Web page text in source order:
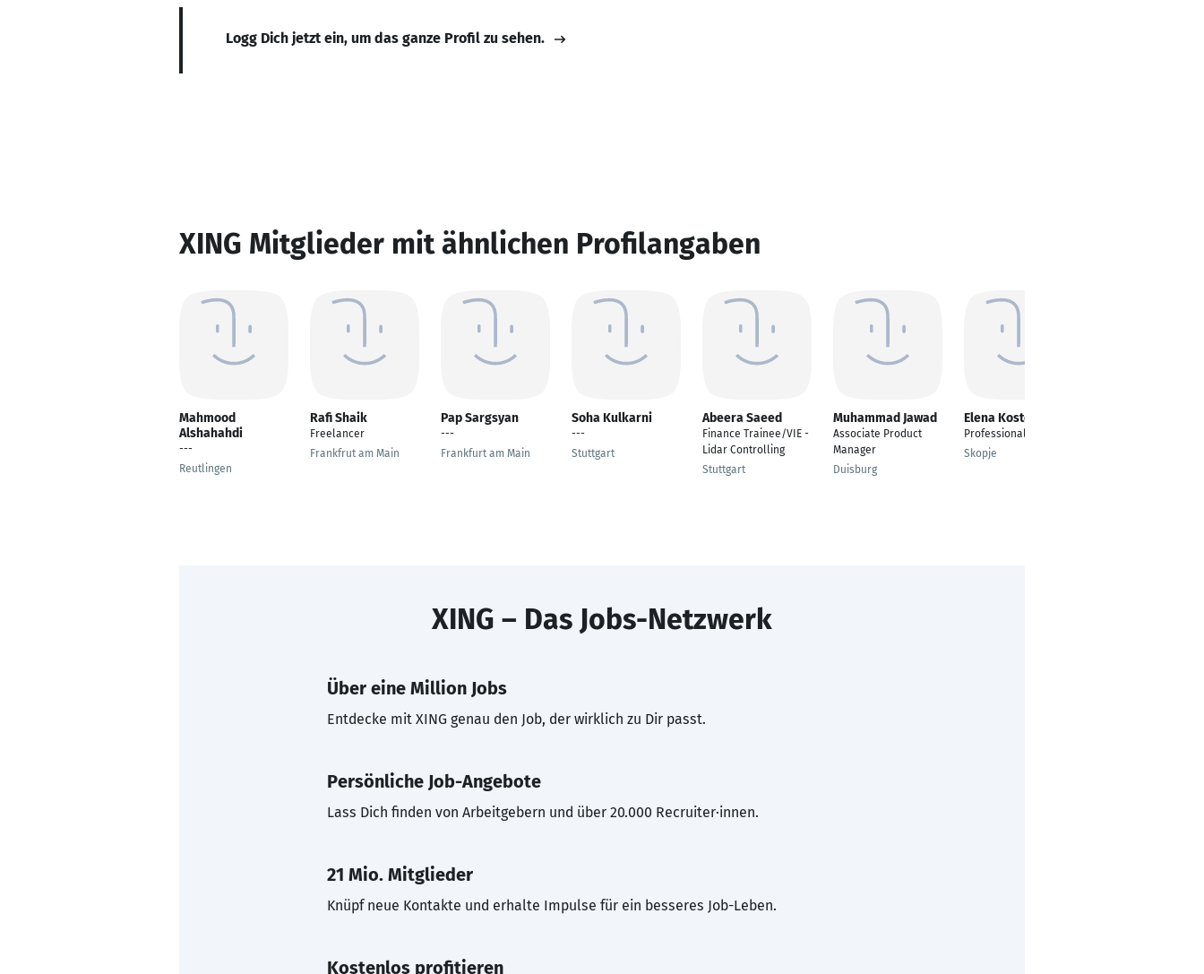
Logg Dich jetzt ein, um das ganze Profil zu sehen.
XING Mitglieder mit ähnlichen Profilangaben
Mahmood
Alshahahdi
---
Reutlingen
Rafi Shaik
Freelancer
Frankfrut am Main
Pap Sargsyan
---
Frankfurt am Main
Soha Kulkarni
---
Stuttgart
Abeera Saeed
Finance Trainee/VIE -
Lidar Controlling
Stuttgart
Muhammad Jawad
Associate Product
Manager
Duisburg
Elena Kostoska
Professional Fellow
Skopje
XING – Das Jobs-Netzwerk
Über eine Million Jobs
Entdecke mit XING genau den Job, der wirklich zu Dir passt.
Persönliche Job-Angebote
Lass Dich finden von Arbeitgebern und über 20.000 Recruiter·innen.
21 Mio. Mitglieder
Knüpf neue Kontakte und erhalte Impulse für ein besseres Job-Leben.
Kostenlos profitieren